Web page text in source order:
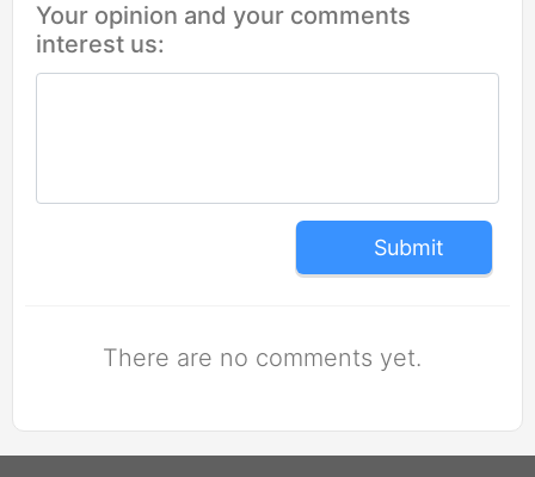
Your opinion and your comments
interest us:
Submit
There are no comments yet.